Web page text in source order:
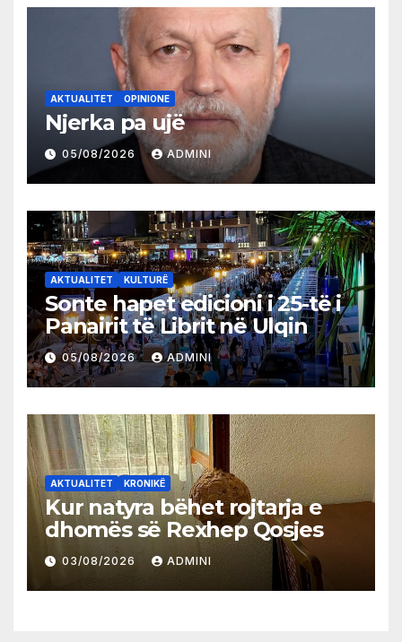
AKTUALITET OPINIONE
Njerka pa ujë
05/08/2026 ADMINI
AKTUALITET KULTURË
Sonte hapet edicioni i 25-të i
Panairit të Librit në Ulqin
05/08/2026 ADMINI
AKTUALITET KRONIKË
Kur natyra bëhet rojtarja e
dhomës së Rexhep Qosjes
03/08/2026 ADMINI